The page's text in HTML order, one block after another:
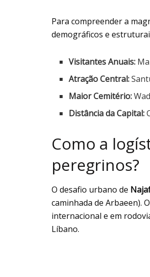
Para compreender a
demográficos e
Visitantes Anuais:
Atração Central:
Maior Cemitério:
Distância da Capital:
Como a
peregrinos?
O desafio urbano de
caminhada de Arbaeen).
internacional e em
Líbano.